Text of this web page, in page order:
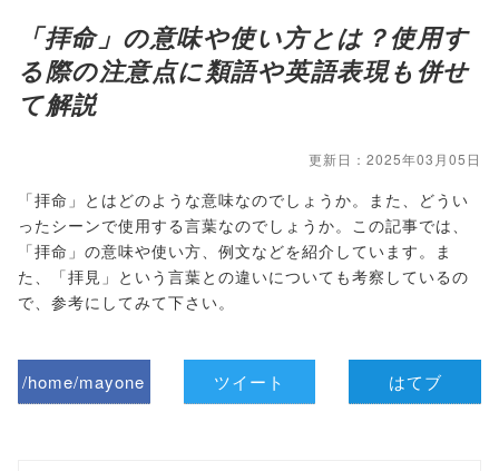
「拝命」の意味や使い方とは？使用す
る際の注意点に類語や英語表現も併せ
て解説
更新日：2025年03月05日
「拝命」とはどのような意味なのでしょうか。また、どうい
ったシーンで使用する言葉なのでしょうか。この記事では、
「拝命」の意味や使い方、例文などを紹介しています。ま
た、「拝見」という言葉との違いについても考察しているの
で、参考にしてみて下さい。
/home/mayone
ツイート はてブ